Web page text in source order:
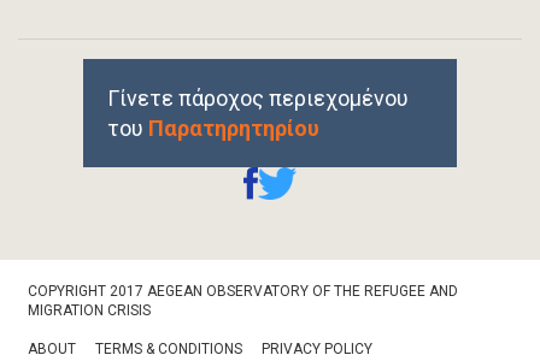
Γίνετε πάροχος περιεχομένου
του Παρατηρητηρίου
Footer
Bottom
COPYRIGHT 2017 AEGEAN OBSERVATORY OF THE REFUGEE AND
MIGRATION CRISIS
ABOUT TERMS & CONDITIONS PRIVACY POLICY